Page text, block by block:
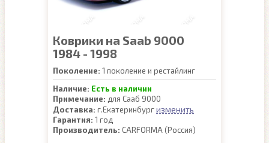
Коврики на Saab 9000
1984 - 1998
Поколение: 1 поколение и рестайлинг
Наличие: Есть в наличии
Примечание: для Сааб 9000
Доставка: г.Екатеринбургизменить
Гарантия: 1 год
Производитель: CARFORMA (Россия)